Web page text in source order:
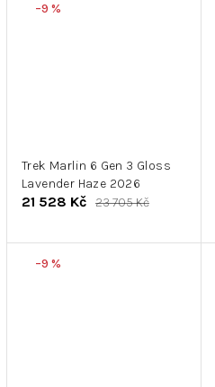
–9 %
Trek Marlin 6 Gen 3 Gloss
Lavender Haze 2026
21 528 Kč 23 705 Kč
–9 %